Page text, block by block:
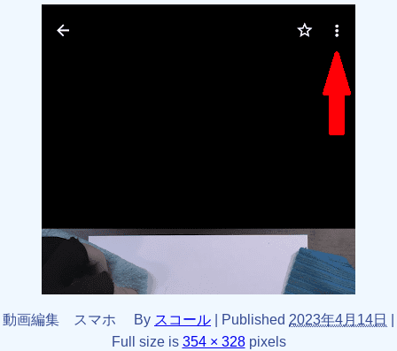
動画編集 スマホ By スコール Published 2023年4月14日
Full size is 354 × 328pixels